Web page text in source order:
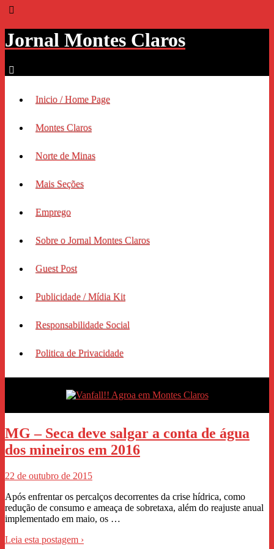
Jornal Montes Claros
Inicio / Home Page
Montes Claros
Norte de Minas
Mais Seções
Emprego
Sobre o Jornal Montes Claros
Guest Post
Publicidade / Mídia Kit
Responsabilidade Social
Politica de Privacidade
MG – Seca deve salgar a conta de água
dos mineiros em 2016
22 de outubro de 2015
Após enfrentar os percalços decorrentes da crise hídrica, como
redução de consumo e ameaça de sobretaxa, além do reajuste anual
implementado em maio, os …
Leia esta postagem ›